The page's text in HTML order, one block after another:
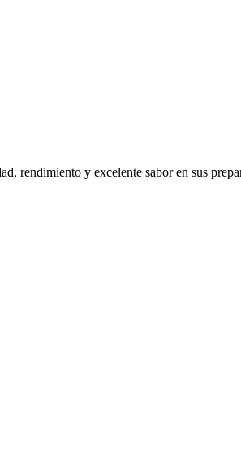
rendimiento y excelente sabor en sus